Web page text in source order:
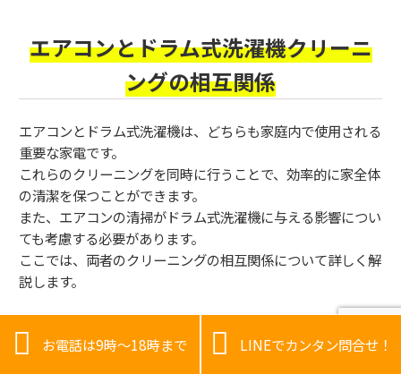
エアコンとドラム式洗濯機クリーニ
ングの相互関係
エアコンとドラム式洗濯機は、どちらも家庭内で使用される
重要な家電です。
これらのクリーニングを同時に行うことで、効率的に家全体
の清潔を保つことができます。
また、エアコンの清掃がドラム式洗濯機に与える影響につい
ても考慮する必要があります。
ここでは、両者のクリーニングの相互関係について詳しく解
説します。
エアコンクリーニングがドラム式洗濯機
 お電話は9時～18時まで  LINEでカンタン問合せ！